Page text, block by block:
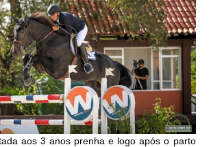
aos 3 anos prenha e logo após o parto